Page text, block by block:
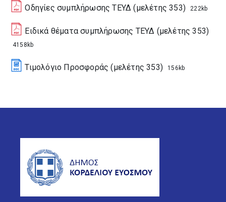
Οδηγίες συμπλήρωσης ΤΕΥΔ (μελέτης 353) 222kb
Ειδικά θέματα συμπλήρωσης ΤΕΥΔ (μελέτης 353)
4158kb
Τιμολόγιο Προσφοράς (μελέτης 353) 156kb